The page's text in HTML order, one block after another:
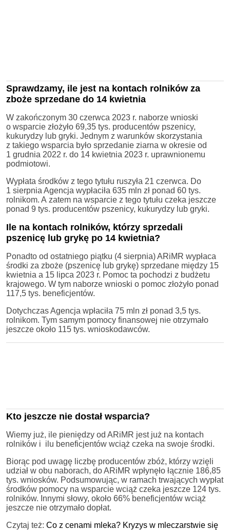
Sprawdzamy, ile jest na kontach rolników za
zboże sprzedane do 14 kwietnia
W zakończonym 30 czerwca 2023 r. naborze wnioski
o wsparcie złożyło 69,35 tys. producentów pszenicy,
kukurydzy lub gryki. Jednym z warunków skorzystania
z takiego wsparcia było sprzedanie ziarna w okresie od
1 grudnia 2022 r. do 14 kwietnia 2023 r. uprawnionemu
podmiotowi.
Wypłata środków z tego tytułu ruszyła 21 czerwca. Do
1 sierpnia Agencja wypłaciła 635 mln zł ponad 60 tys.
rolnikom. A zatem na wsparcie z tego tytułu czeka jeszcze
ponad 9 tys. producentów pszenicy, kukurydzy lub gryki.
Ile na kontach rolników, którzy sprzedali
pszenicę lub grykę po 14 kwietnia?
Ponadto od ostatniego piątku (4 sierpnia) ARiMR wypłaca
środki za zboże (pszenicę lub grykę) sprzedane między 15
kwietnia a 15 lipca 2023 r. Pomoc ta pochodzi z budżetu
krajowego. W tym naborze wnioski o pomoc złożyło ponad
117,5 tys. beneficjentów.
Dotychczas Agencja wpłaciła 75 mln zł ponad 3,5 tys.
rolnikom. Tym samym pomocy finansowej nie otrzymało
jeszcze około 115 tys. wnioskodawców.
Kto jeszcze nie dostał wsparcia?
Wiemy już, ile pieniędzy od ARiMR jest już na kontach
rolników i ilu beneficjentów wciąż czeka na swoje środki.
Biorąc pod uwagę liczbę producentów zbóż, którzy wzięli
udział w obu naborach, do ARiMR wpłynęło łącznie 186,85
tys. wniosków. Podsumowując, w ramach trwających wypłat
środków pomocy na wsparcie wciąż czeka jeszcze 124 tys.
rolników. Innymi słowy, około 66% beneficjentów wciąż
jeszcze nie otrzymało dopłat.
Czytaj też: Co z cenami mleka? Kryzys w mleczarstwie się